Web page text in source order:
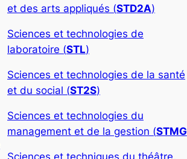
et des arts appliqués (STD2A)
Sciences et technologies de
laboratoire (STL)
Sciences et technologies de la santé
et du social (ST2S)
Sciences et technologies du
management et de la gestion (STMG